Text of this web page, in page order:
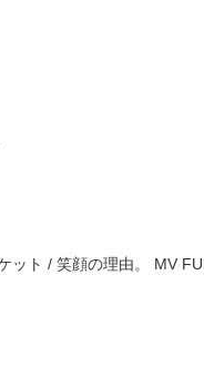
ット / 笑顔の理由。 MV